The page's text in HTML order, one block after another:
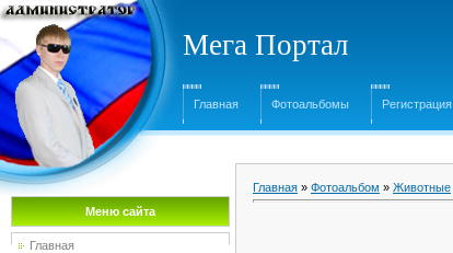
Мега Портал
Главная Фотоальбомы Регистрация
Меню сайта
Главная
Главная » Фотоальбом » Животные